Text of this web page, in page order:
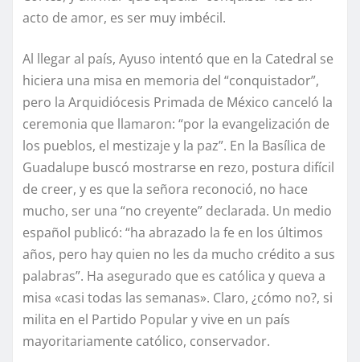
acto de amor, es ser muy imbécil.
Al llegar al país, Ayuso intentó que en la Catedral se
hiciera una misa en memoria del “conquistador”,
pero la Arquidiócesis Primada de México canceló la
ceremonia que llamaron: “por la evangelización de
los pueblos, el mestizaje y la paz”. En la Basílica de
Guadalupe buscó mostrarse en rezo, postura difícil
de creer, y es que la señora reconoció, no hace
mucho, ser una “no creyente” declarada. Un medio
español publicó: “ha abrazado la fe en los últimos
años, pero hay quien no les da mucho crédito a sus
palabras”. Ha asegurado que es católica y queva a
misa «casi todas las semanas». Claro, ¿cómo no?, si
milita en el Partido Popular y vive en un país
mayoritariamente católico, conservador.